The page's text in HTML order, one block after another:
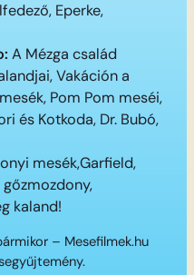
Eperke,
A Mézga család
Vakáción a
Pom Pom meséi,
és Kotkoda, Dr. Bubó,
mesék,Garfield,
kaland!
– Mesefilmek.hu